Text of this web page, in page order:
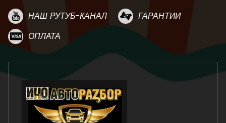
НАШ РУТУБ-КАНАЛ
ГАРАНТИИ
ОПЛАТА